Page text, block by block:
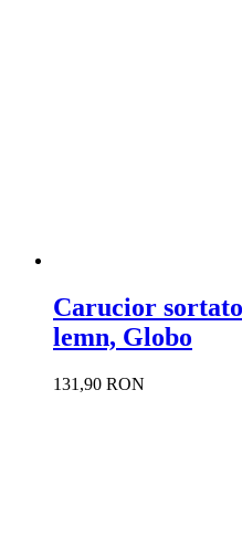
Carucior
lemn, Globo
131,90 RON